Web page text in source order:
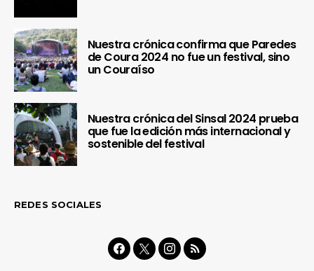
Nuestra crónica confirma que Paredes
de Coura 2024 no fue un festival, sino
un Couraíso
Nuestra crónica del Sinsal 2024 prueba
que fue la edición más internacional y
sostenible del festival
REDES SOCIALES